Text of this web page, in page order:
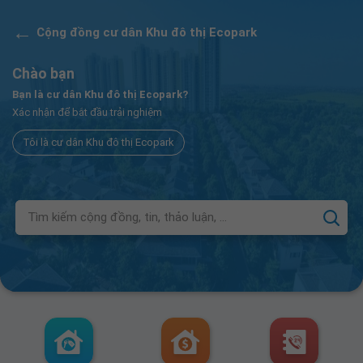
← Cộng đồng cư dân Khu đô thị Ecopark
Chào bạn
Bạn là cư dân Khu đô thị Ecopark?
Xác nhận để bắt đầu trải nghiệm
Tôi là cư dân Khu đô thị Ecopark
Tìm kiếm cộng đồng, tin, thảo luận, ...